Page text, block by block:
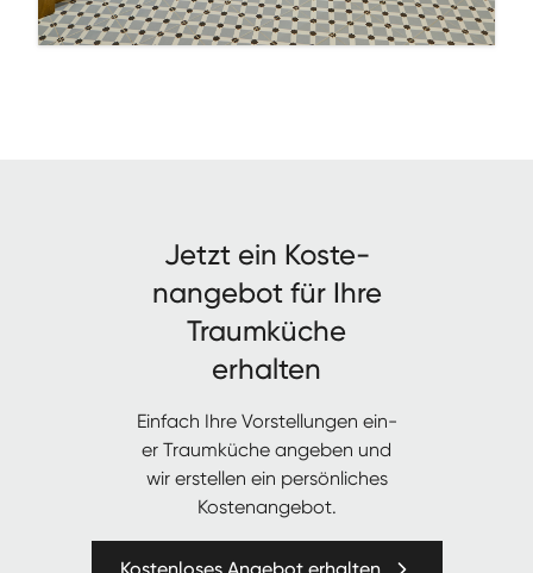
Jet­zt ein Kos­te­
nange­bot für Ihre
Traumküche
erhalten
Ein­fach Ihre Vorstel­lun­gen ein­
er Traumküche angeben und
wir erstellen ein per­sön­lich­es
Kostenangebot.